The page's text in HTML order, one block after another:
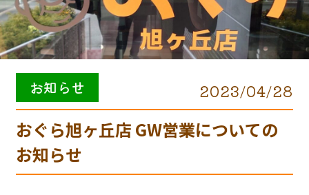
お知らせ 2023/04/28
おぐら旭ヶ丘店 GW営業についての
お知らせ